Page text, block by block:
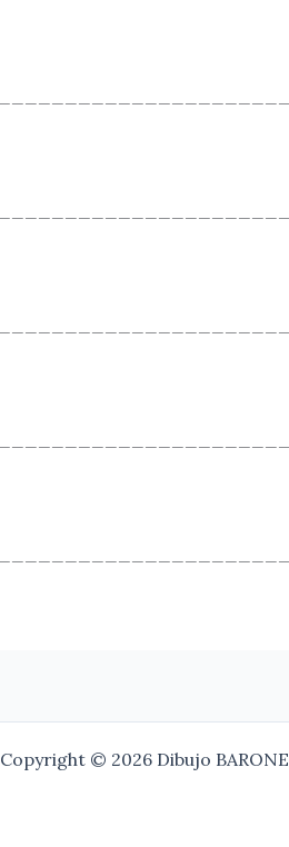
Copyright © 2026 Dibujo BARONE